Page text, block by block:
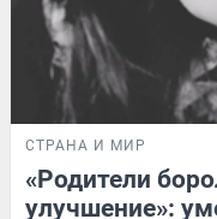
СТРАНА И МИР
«Родители
улучшение»: